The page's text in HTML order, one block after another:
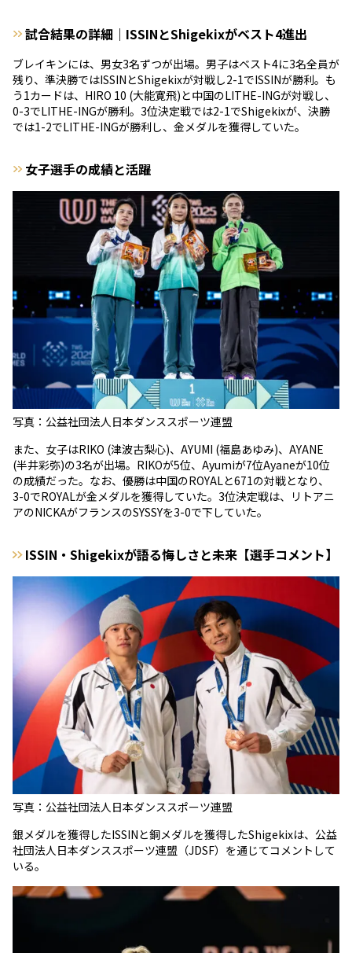
試合結果の詳細｜ISSINとShigekixがベスト4進出
ブレイキンには、男女3名ずつが出場。男子はベスト4に3名全員が
残り、準決勝ではISSINとShigekixが対戦し2-1でISSINが勝利。も
う1カードは、HIRO 10 (大能寛飛)と中国のLITHE-INGが対戦し、
0-3でLITHE-INGが勝利。3位決定戦では2-1でShigekixが、決勝
では1-2でLITHE-INGが勝利し、金メダルを獲得していた。
女子選手の成績と活躍
写真：公益社団法人日本ダンススポーツ連盟
また、女子はRIKO (津波古梨心)、AYUMI (福島あゆみ)、AYANE
(半井彩弥)の3名が出場。RIKOが5位、Ayumiが7位Ayaneが10位
の成績だった。なお、優勝は中国のROYALと671の対戦となり、
3-0でROYALが金メダルを獲得していた。3位決定戦は、リトアニ
アのNICKAがフランスのSYSSYを3-0で下していた。
ISSIN・Shigekixが語る悔しさと未来【選手コメント】
写真：公益社団法人日本ダンススポーツ連盟
銀メダルを獲得したISSINと銅メダルを獲得したShigekixは、公益
社団法人日本ダンススポーツ連盟（JDSF）を通じてコメントして
いる。